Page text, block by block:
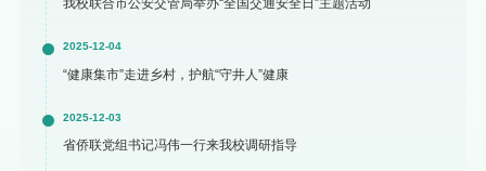
2025-12-04
“健康集市”走进乡村，护航“守井人”健康
2025-12-03
省侨联党组书记冯伟一行来我校调研指导